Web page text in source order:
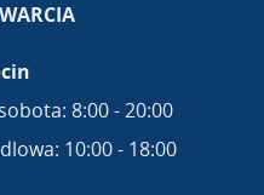
8:00 - 20:00
10:00 - 18:00